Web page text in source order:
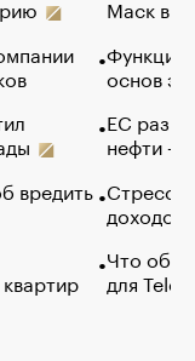
вредить
Маск в
Функции
основ
ЕС
нефти —
Стресс
доходов
Что
для